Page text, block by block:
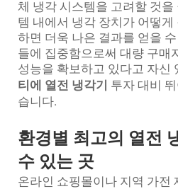
체 냉각 시스템을 고려할 것
템 내에서 냉각 장치가 어떻게
하면 더욱 나은 결과를 얻을
들에 집중함으로써 대량 구매
성능을 확보하고 있다고 자신
티에 열전 냉각기 투자 대비
습니다.
환경별 최고의 열전
수 있는 곳
온라인 쇼핑몰이나 지역 가전